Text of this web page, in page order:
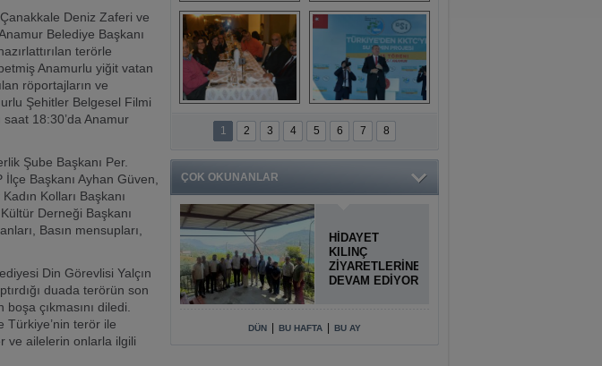
Deniz Zaferi ve
Belediye Başkanı
terörle
Anamurlu yiğit vatan
röportajların ve
Şehitler Belgesel Filmi
18:30’da Anamur
Şube Başkanı Per.
Başkanı Ayhan Güven,
Kolları Başkanı
Derneği Başkanı
Basın mensupları,
Din Görevlisi Yalçın
duada terörün son
çıkmasını diledi.
Türkiye’nin terör ile
ve ailelerin onlarla ilgili
Titiopolis Antik
Kenti tanıtımı
Doğan Cüceloğlu,
İstanbul’da Mersinli
hemşerileriyle
buluştu
Anamurlular
Buluşması
KKTC’ye Su Temin
Projesi açılışı
1 2 3 4 5 6 7 8
ÇOK OKUNANLAR
HİDAYET
KILINÇ
ZİYARETLERİNE
DEVAM EDİYOR
DÜN BU HAFTA BU AY